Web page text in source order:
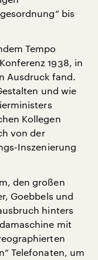
bis
Tempo
1938, in
Ausdruck fand.
und wie
Kollegen
von der
Inszenierung
den großen
Goebbels und
hinters
mit
Telefonaten, um